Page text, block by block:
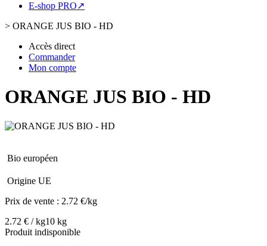
E-shop PRO↗
> ORANGE JUS BIO - HD
Accès direct
Commander
Mon compte
ORANGE JUS BIO - HD
Bio européen
Origine UE
Prix de vente : 2.72 €/kg
2.72 € / kg10 kg
Produit indisponible